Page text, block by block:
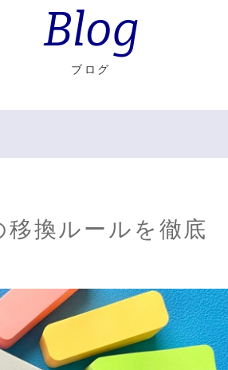
Blog
ブログ
移換ルールを徹底